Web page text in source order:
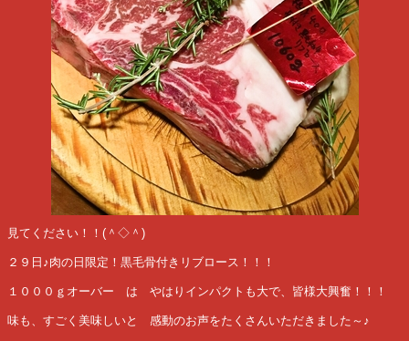
見てください！！(＾◇＾)
２９日♪肉の日限定！黒毛骨付きリブロース！！！
１０００ｇオーバー は やはりインパクトも大で、皆様大興奮！！！
味も、すごく美味しいと 感動のお声をたくさんいただきました～♪